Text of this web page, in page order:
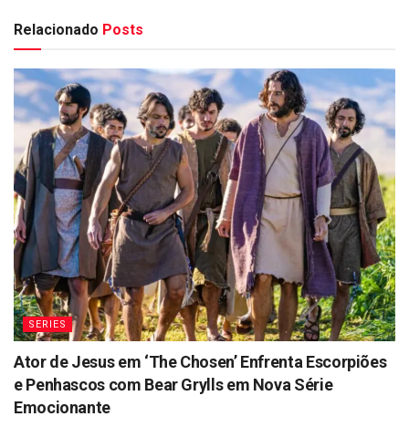
Relacionado Posts
SERIES
Ator de Jesus em ‘The Chosen’ Enfrenta Escorpiões
e Penhascos com Bear Grylls em Nova Série
Emocionante